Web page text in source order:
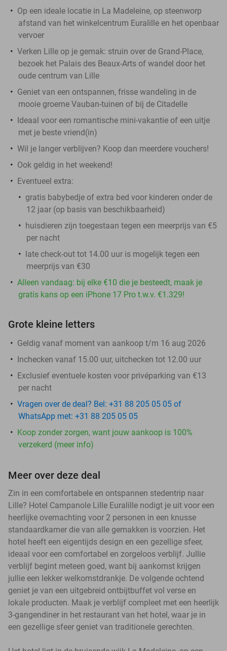
Op een ideale locatie in La Madeleine, op steenworp
afstand van het winkelcentrum Euralille en het openbaar
vervoer
Verken Lille op je gemak: struin over de Grand-Place,
bezoek het Palais des Beaux-Arts of wandel door het
oude centrum van Lille
Geniet van een ontspannen, frisse wandeling in de
mooie groerne Vauban-tuinen of bij de Citadelle
Ideaal voor een romantische mini-vakantie of een uitje
met je beste vriend(in)
Wil je langer verblijven? Koop dan meerdere vouchers!
Ook geldig in het weekend!
Eventueel extra:
gratis babybedje of extra bed voor kinderen onder de
12 jaar (op basis van beschikbaarheid)
huisdieren zijn toegestaan tegen een meerprijs van €5
per nacht
late check-out tot 14.00 uur is mogelijk tegen een
meerprijs van €30
Alleen vandaag: bij elke €10 die je besteedt, maak je
gratis kans op een iPhone 17 Pro t.w.v. €1.329!
Grote kleine letters
Geldig vanaf moment van aankoop t/m 16 aug 2026
Inchecken vanaf 15.00 uur, uitchecken tot 12.00 uur
Exclusief eventuele kosten voor privéparking van €13
per nacht
Vragen over de deal? Bel: +31 88 205 05 05 of
WhatsApp met: +31 88 205 05 05
Koop zonder zorgen, want jouw aankoop is 100%
verzekerd (meer info)
Meer over deze deal
Zin in een comfortabele en ontspannen stedentrip naar
Lille? Hotel Campanole Lille Euralille nodigt je uit voor een
heerlijke overnachting voor 2 personen in een knusse
standaardkamer die van alle gemakken is voorzien. Het
hotel heeft een eigentijds design en een gezellige sfeer,
ideaal voor een comfortabel en zorgeloos verblijf. Jullie
verblijf begint meteen goed, want bij aankomst krijgen
jullie een lekker welkomstdrankje. De volgende ochtend
geniet je van een uitgebreid ontbijtbuffet vol verse en
lokale producten. Maak je verblijf compleet met een heerlijk
3-gangendiner in het restaurant van het hotel, waar je in
een gezellige sfeer geniet van traditionele gerechten.